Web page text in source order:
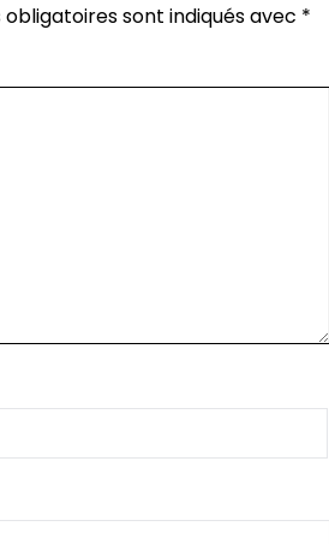
obligatoires sont indiqués avec *